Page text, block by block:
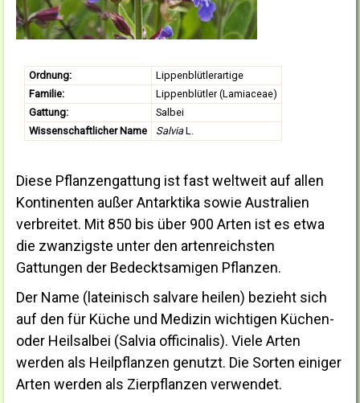
Ordnung:
Lippenblütlerartige
Familie:
Lippenblütler (Lamiaceae)
Gattung:
Salbei
Wissenschaftlicher Name
SalviaL.
Diese Pflanzengattung ist fast weltweit auf allen
Kontinenten außer Antarktika sowie Australien
verbreitet. Mit 850 bis über 900 Arten ist es etwa
die zwanzigste unter den artenreichsten
Gattungen der Bedecktsamigen Pflanzen.
Der Name (lateinisch salvare heilen) bezieht sich
auf den für Küche und Medizin wichtigen Küchen-
oder Heilsalbei (Salvia officinalis). Viele Arten
werden als Heilpflanzen genutzt. Die Sorten einiger
Arten werden als Zierpflanzen verwendet.